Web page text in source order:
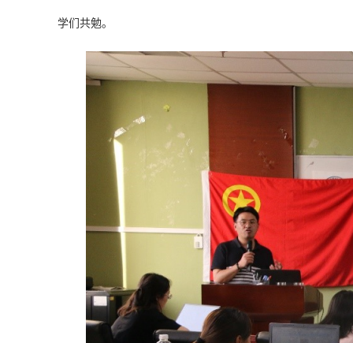
学们共勉。